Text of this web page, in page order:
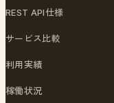
REST API仕様
サービス比較
利用実績
稼働状況